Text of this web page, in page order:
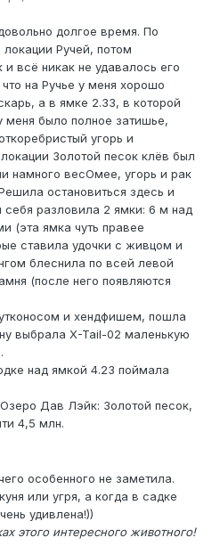
долгое время. По
Ручей, потом
всё никак не удавалось его
на Ручье у меня хорошо
а в ямке 2.33, в которой
меня было полное затишье,
угорь и
Золотой песок клёв был
намного весОмее, угорь и рак
остановиться здесь и
разловила 2 ямки: 6 м над
(эта ямка чуть правее
ставила удочки с живцом и
блеснила по всей левой
(после него появляются
и хендфишем, пошла
выбрала X-Tail-02 маленькую
над ямкой 4.23 поймала
Дав Лэйк: Золотой песок,
4,5 млн.
особенного не заметила.
или угря, а когда в садке
удивлена!))
этого интересного животного!